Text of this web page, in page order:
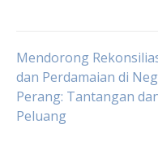
Post
Mendorong
dan Perdamaian di
Perang: Tantangan
Peluang